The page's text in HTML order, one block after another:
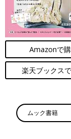
Amazonで
楽天ブックス
ムック書籍